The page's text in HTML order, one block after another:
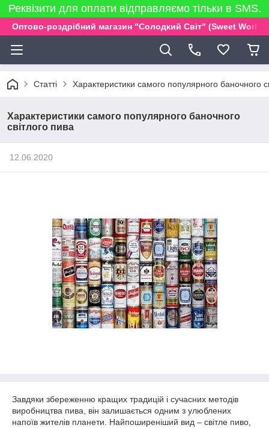
Реквізити для оплати відправляємо тільки в SMS.
Оптово-роздрібний магазин "Солодкий Світ" (Sweet World)
Статті Характеристики самого популярного баночного
Характеристики самого популярного баночного
світлого пива
12.06.2020
Завдяки збереженню кращих традицій і сучасних методів
виробництва пива, він залишається одним з улюблених
напоїв жителів планети. Найпоширеніший вид – світле пиво,